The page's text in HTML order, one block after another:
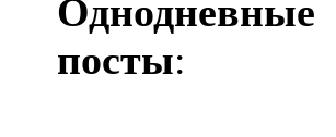
Однодневные
посты: